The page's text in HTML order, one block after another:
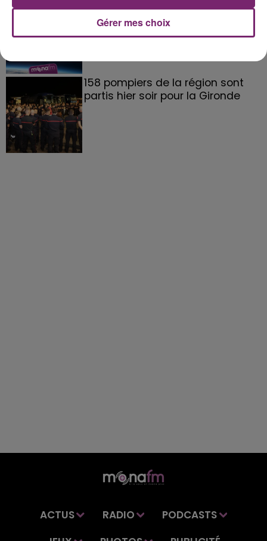
158 pompiers de la région sont
partis hier soir pour la Gironde
ACTUS RADIO
PODCASTS
Gérer mes choix